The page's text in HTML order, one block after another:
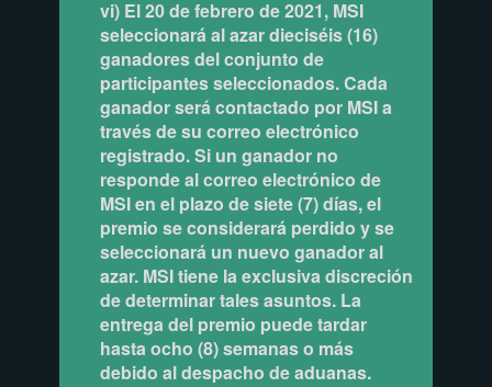
vi) El 20 de febrero de 2021, MSI
seleccionará al azar dieciséis (16)
ganadores del conjunto de
participantes seleccionados. Cada
ganador será contactado por MSI a
través de su correo electrónico
registrado. Si un ganador no
responde al correo electrónico de
MSI en el plazo de siete (7) días, el
premio se considerará perdido y se
seleccionará un nuevo ganador al
azar. MSI tiene la exclusiva discreción
de determinar tales asuntos. La
entrega del premio puede tardar
hasta ocho (8) semanas o más
debido al despacho de aduanas.